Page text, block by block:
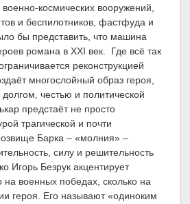
космических вооружений,
и беспилотников, фастфуда и
бы представить, что машина
романа в XXI век. Где всё так
реконструкцией
многослойный образ героя,
честью и политической
предстаёт не просто
трагической и почти
Барка – «молния» –
силу и решительность
Игорь Безрук акцентирует
на военных победах, сколько на
героя. Его называют «одиноким